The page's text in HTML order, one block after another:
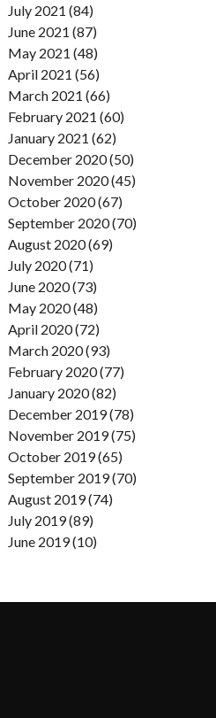
July 2021 (84)
June 2021 (87)
May 2021 (48)
April 2021 (56)
March 2021 (66)
February 2021 (60)
January 2021 (62)
December 2020 (50)
November 2020 (45)
October 2020 (67)
September 2020 (70)
August 2020 (69)
July 2020 (71)
June 2020 (73)
May 2020 (48)
April 2020 (72)
March 2020 (93)
February 2020 (77)
January 2020 (82)
December 2019 (78)
November 2019 (75)
October 2019 (65)
September 2019 (70)
August 2019 (74)
July 2019 (89)
June 2019 (10)